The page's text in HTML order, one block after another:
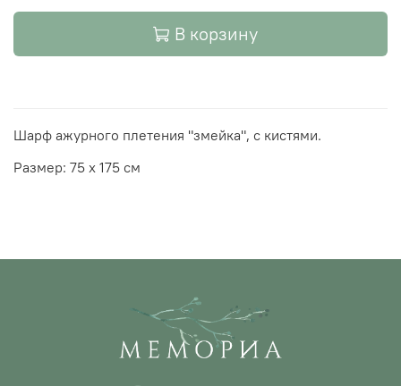
В корзину
Шарф ажурного плетения "змейка", с кистями.
Размер: 75 х 175 см